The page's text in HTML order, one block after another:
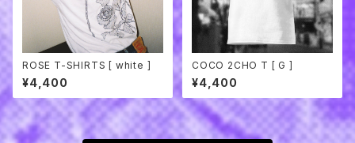
ROSE T-SHIRTS [ white ]
¥4,400
COCO 2CHO T [ G ]
¥4,400